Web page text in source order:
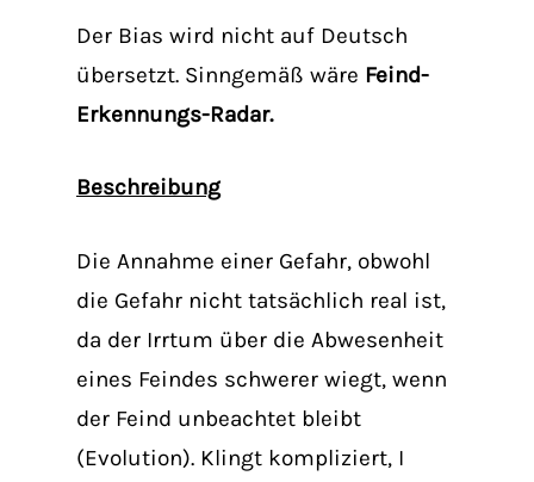
Der Bias wird nicht auf Deutsch
übersetzt. Sinngemäß wäre Feind-
Erkennungs-Radar.
Beschreibung
Die Annahme einer Gefahr, obwohl
die Gefahr nicht tatsächlich real ist,
da der Irrtum über die Abwesenheit
eines Feindes schwerer wiegt, wenn
der Feind unbeachtet bleibt
(Evolution). Klingt kompliziert, I